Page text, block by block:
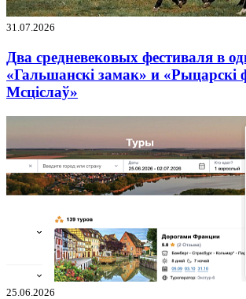
31.07.2026
Два средневековых фестиваля в
«Гальшанскі замак» и «Рыцарскі
Мсціслаў»
25.06.2026